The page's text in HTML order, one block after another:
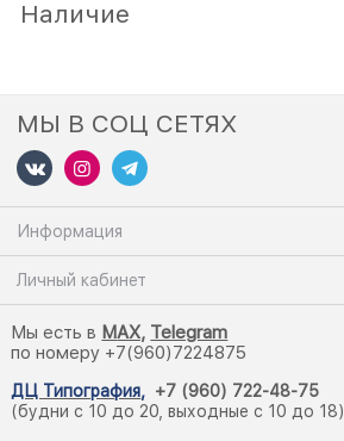
Наличие
МЫ В СОЦ СЕТЯХ
Информация
Личный кабинет
Мы есть в MAX, Telegram
по номеру +7(960)7224875
ДЦ Типография, +7 (960) 722-48-75
(будни с 10 до 20, выходные с 10 до 18)